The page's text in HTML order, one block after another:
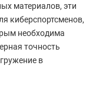
материалов, эти
киберспортсменов,
необходима
точность
в